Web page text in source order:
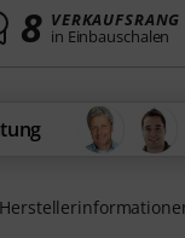
8 VERKAUFSRANG
in Einbauschalen